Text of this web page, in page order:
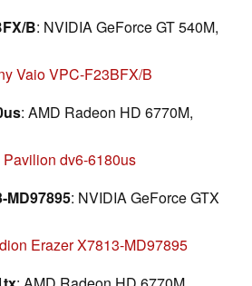
B: NVIDIA GeForce GT 540M,
Vaio VPC-F23BFX/B
: AMD Radeon HD 6770M,
Pavilion dv6-6180us
MD97895: NVIDIA GeForce GTX
Erazer X7813-MD97895